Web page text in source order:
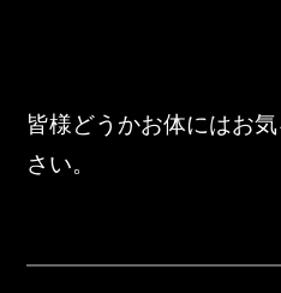
皆様どうかお体にはお
さい。